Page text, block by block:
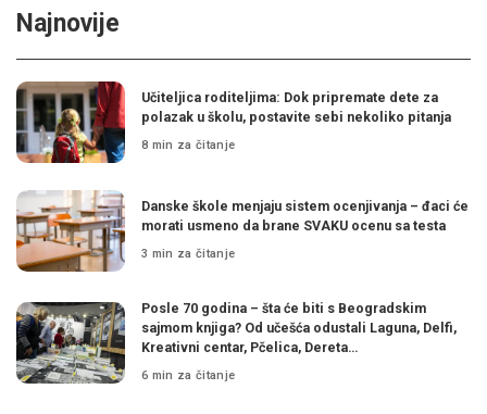
Najnovije
Učiteljica roditeljima: Dok pripremate dete za
polazak u školu, postavite sebi nekoliko pitanja
8 min za čitanje
Danske škole menjaju sistem ocenjivanja – đaci će
morati usmeno da brane SVAKU ocenu sa testa
3 min za čitanje
Posle 70 godina – šta će biti s Beogradskim
sajmom knjiga? Od učešća odustali Laguna, Delfi,
Kreativni centar, Pčelica, Dereta…
6 min za čitanje